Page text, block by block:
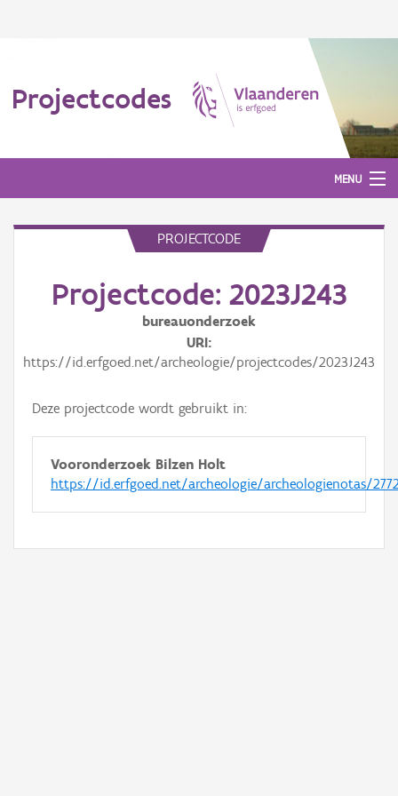
Projectcodes
MENU
PROJECTCODE
Projectcode: 2023J243
bureauonderzoek
URI
https://id.erfgoed.net/archeologie/projectcodes/2023J243
Deze projectcode wordt gebruikt in:
Vooronderzoek Bilzen Holt
https://id.erfgoed.net/archeologie/archeologienotas/